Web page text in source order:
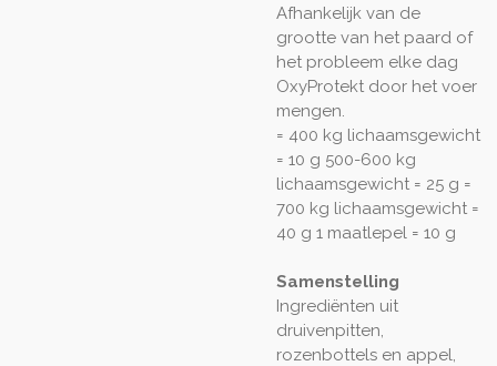
Afhankelijk van de
grootte van het paard of
het probleem elke dag
OxyProtekt door het voer
mengen.
= 400 kg lichaamsgewicht
= 10 g 500-600 kg
lichaamsgewicht = 25 g =
700 kg lichaamsgewicht =
40 g 1 maatlepel = 10 g
Samenstelling
Ingrediënten uit
druivenpitten,
rozenbottels en appel,